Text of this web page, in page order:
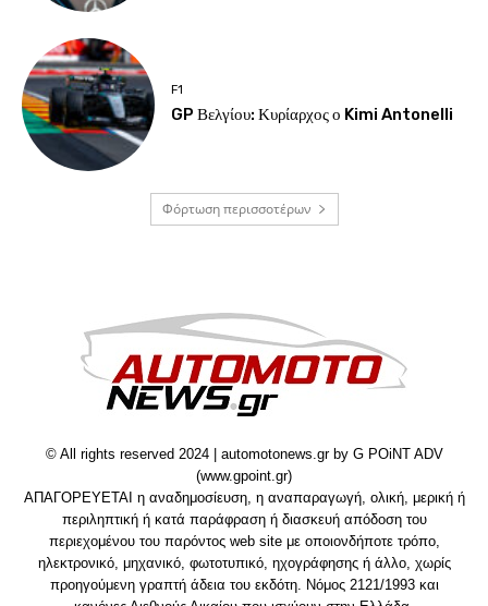
F1
GP Βελγίου: Κυρίαρχος ο Kimi Antonelli
Φόρτωση περισσοτέρων
© All rights reserved 2024 | automotonews.gr by G POiNT ADV
(www.gpoint.gr)
ΑΠΑΓΟΡΕΥΕΤΑΙ η αναδημοσίευση, η αναπαραγωγή, ολική, μερική ή
περιληπτική ή κατά παράφραση ή διασκευή απόδοση του
περιεχομένου του παρόντος web site με οποιονδήποτε τρόπο,
ηλεκτρονικό, μηχανικό, φωτοτυπικό, ηχογράφησης ή άλλο, χωρίς
προηγούμενη γραπτή άδεια του εκδότη. Νόμος 2121/1993 και